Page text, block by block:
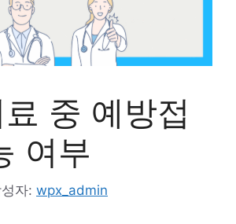
중 예방접
여부
자: wpx_admin